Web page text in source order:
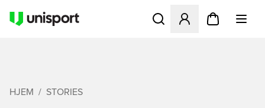
Åbner en Modal til at
HJEM STORIES